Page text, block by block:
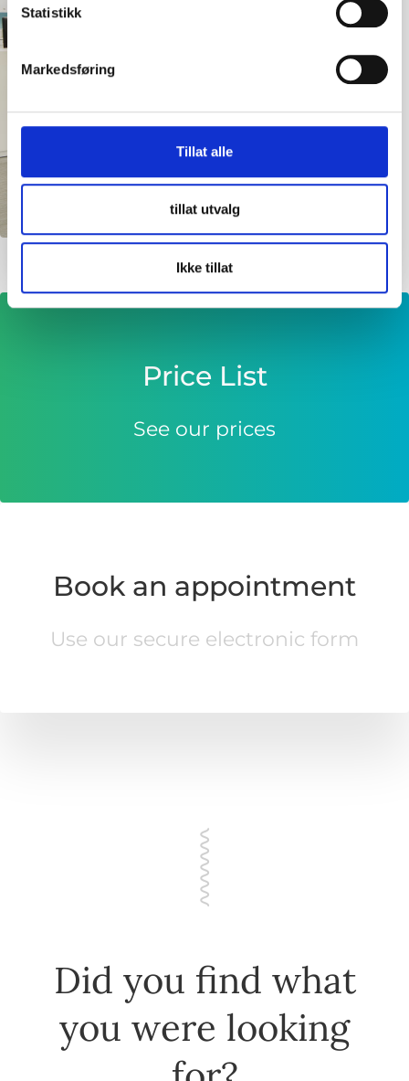
Statistikk
Markedsføring
Tillat alle
tillat utvalg
Ikke tillat
Price List
See our prices
Book an appointment
Use our secure electronic form
Did you find what
you were looking